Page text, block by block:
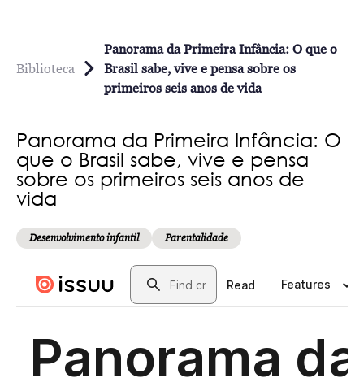
Biblioteca
Panorama da Primeira Infância: O que o
Brasil sabe, vive e pensa sobre os
primeiros seis anos de vida
Panorama da Primeira Infância: O
que o Brasil sabe, vive e pensa
sobre os primeiros seis anos de
vida
Desenvolvimento infantil Parentalidade